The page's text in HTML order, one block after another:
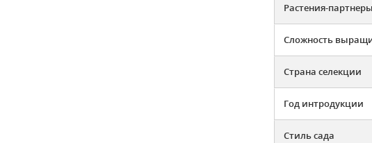
Растения-партнеры
Сложность
Страна селекции
Год интродукции
Стиль сада